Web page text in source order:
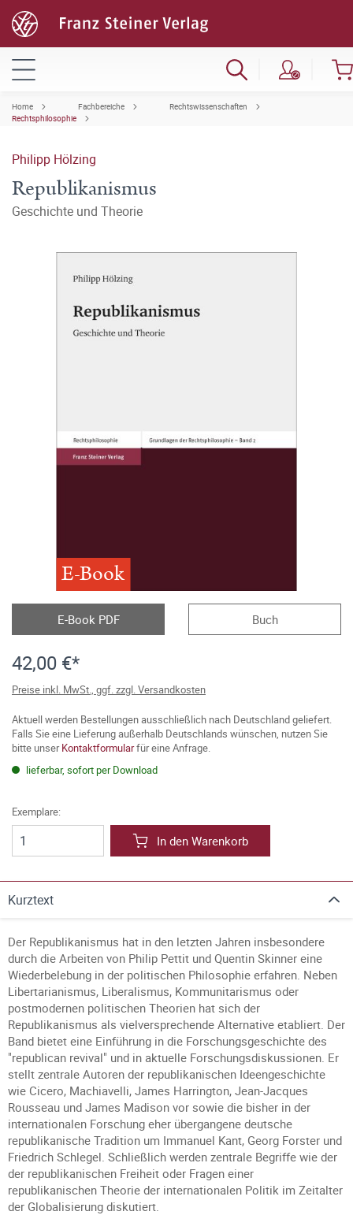
Home Fachbereiche
Rechtswissenschaften
Rechtsphilosophie
Philipp Hölzing
Republikanismus
Geschichte und Theorie
E-Book
E-Book PDF Buch
42,00 €*
Preise inkl. MwSt., ggf. zzgl. Versandkosten
Aktuell werden Bestellungen ausschließlich nach Deutschland geliefert.
Falls Sie eine Lieferung außerhalb Deutschlands wünschen, nutzen Sie
bitte unserKontaktformularfür eine Anfrage.
lieferbar, sofort per Download
Exemplare:
In den Warenkorb
Kurztext
Der Republikanismus hat in den letzten Jahren insbesondere
durch die Arbeiten von Philip Pettit und Quentin Skinner eine
Wiederbelebung in der politischen Philosophie erfahren. Neben
Libertarianismus, Liberalismus, Kommunitarismus oder
postmodernen politischen Theorien hat sich der
Republikanismus als vielversprechende Alternative etabliert. Der
Band bietet eine Einführung in die Forschungsgeschichte des
"republican revival" und in aktuelle Forschungsdiskussionen. Er
stellt zentrale Autoren der republikanischen Ideengeschichte
wie Cicero, Machiavelli, James Harrington, Jean-Jacques
Rousseau und James Madison vor sowie die bisher in der
internationalen Forschung eher übergangene deutsche
republikanische Tradition um Immanuel Kant, Georg Forster und
Friedrich Schlegel. Schließlich werden zentrale Begriffe wie der
der republikanischen Freiheit oder Fragen einer
republikanischen Theorie der internationalen Politik im Zeitalter
der Globalisierung diskutiert.